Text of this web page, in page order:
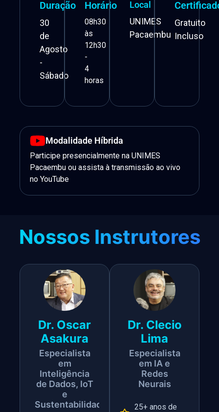
Duração
30
de
Agosto
-
Sábado
Horário
08h30
às
12h30
-
4
horas
Local
UNIMES
Pacaembu
Gratuito
Incluso
Modalidade Híbrida
Participe presencialmente na UNIMES
Pacaembu ou assista à transmissão ao vivo
no YouTube
Nossos Instrutores
Dr. Oscar
Asakura
Especialista
em
Inteligência
de Dados, IoT
e
Sustentabilidade
Dr. Clecio
Lima
Especialista
em IA e
Redes
Neurais
25+ anos de